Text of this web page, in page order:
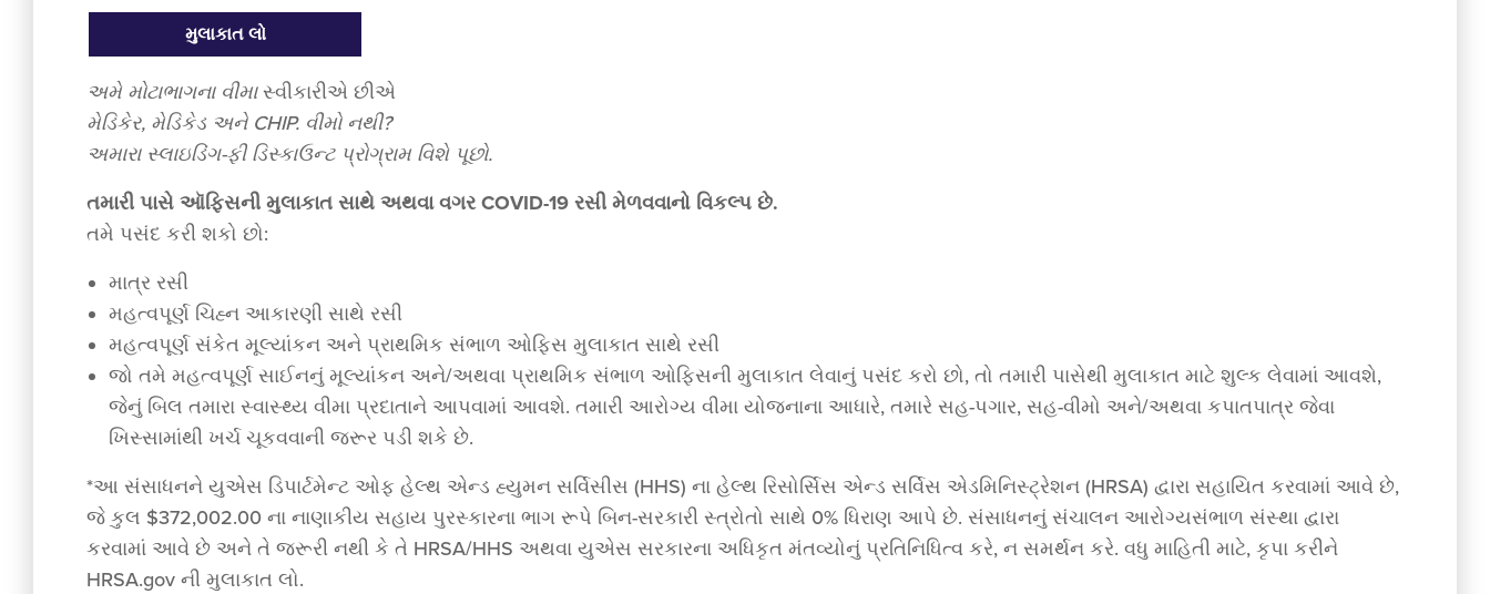
મુલાકાત લો
અમે મોટાભાગના વીમાસ્વીકારીએ છીએ
મેડિકેર, મેડિકેડ અને CHIP. વીમો નથી?
અમારા સ્લાઇડિંગ-ફી ડિસ્કાઉન્ટ પ્રોગ્રામ વિશે પૂછો.
તમારી પાસે ઑફિસની મુલાકાત સાથે અથવા વગર COVID-19 રસી મેળવવાનો વિકલ્પ છે.
તમે પસંદ કરી શકો છો:
માત્ર રસી
મહત્વપૂર્ણ ચિહ્ન આકારણી સાથે રસી
મહત્વપૂર્ણ સંકેત મૂલ્યાંકન અને પ્રાથમિક સંભાળ ઓફિસ મુલાકાત સાથે રસી
જો તમે મહત્વપૂર્ણ સાઈનનું મૂલ્યાંકન અને/અથવા પ્રાથમિક સંભાળ ઓફિસની મુલાકાત લેવાનું પસંદ કરો છો, તો તમારી પાસેથી મુલાકાત માટે શુલ્ક લેવામાં આવશે,
જેનું બિલ તમારા સ્વાસ્થ્ય વીમા પ્રદાતાને આપવામાં આવશે. તમારી આરોગ્ય વીમા યોજનાના આધારે, તમારે સહ-પગાર, સહ-વીમો અને/અથવા કપાતપાત્ર જેવા
ખિસ્સામાંથી ખર્ચ ચૂકવવાની જરૂર પડી શકે છે.
*આ સંસાધનને યુએસ ડિપાર્ટમેન્ટ ઓફ હેલ્થ એન્ડ હ્યુમન સર્વિસીસ (HHS) ના હેલ્થ રિસોર્સિસ એન્ડ સર્વિસ એડમિનિસ્ટ્રેશન (HRSA) દ્વારા સહાયિત કરવામાં આવે છે,
જે કુલ $372,002.00 ના નાણાકીય સહાય પુરસ્કારના ભાગ રૂપે બિન-સરકારી સ્ત્રોતો સાથે 0% ધિરાણ આપે છે. સંસાધનનું સંચાલન આરોગ્યસંભાળ સંસ્થા દ્વારા
કરવામાં આવે છે અને તે જરૂરી નથી કે તે HRSA/HHS અથવા યુએસ સરકારના અધિકૃત મંતવ્યોનું પ્રતિનિધિત્વ કરે, ન સમર્થન કરે. વધુ માહિતી માટે, કૃપા કરીને
HRSA.gov ની મુલાકાત લો.